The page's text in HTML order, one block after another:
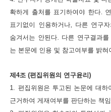
확하게 출처를 표기하여야 한다.
표기없이 인용하거나, 다른 연구
숨겨서는 안된다. 다른 연구결과를
는 본문에 인용 및 참고여부를 밝혀
제4조 (편집위원의 연구윤리)
1. 편집위원은 투고된 논문에 대하
근거하여 게재여부를 판단하는 책